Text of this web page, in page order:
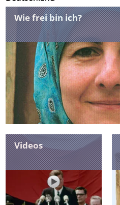
Wie frei bin ich?
Videos